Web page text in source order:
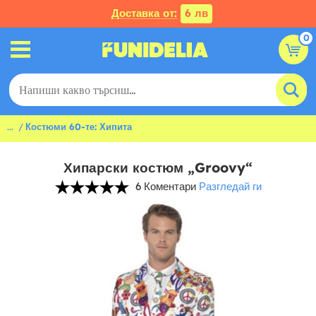
Доставка от: 6 лв
0
... Костюми 60-те: Хипита
Хипарски костюм „Groovy“
6 Коментари Разгледай ги